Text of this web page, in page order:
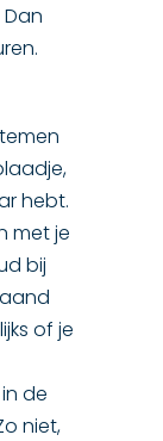
hebt.
met je
bij
of je
de
niet,